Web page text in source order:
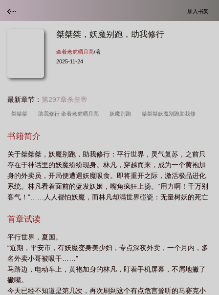
加入书架
桀桀桀，妖魔别跑，助我修行
牵着老虎晒月亮/著
2025-11-24
最新章节： 第297章杀皇帝
桀桀桀 助我修行 牵着老虎晒月亮 妖魔别跑 桀桀桀妖魔别跑助我修
书籍简介
关于桀桀桀，妖魔别跑，助我修行：平行世界，灵气复苏，之前只
存在于神话里的妖魔纷纷现身。林凡，穿越而来，成为一个黄袍加
身的外卖员，开局便遭遇妖魔吸食。即将重开之际，激活极品进化
系统。林凡看着面前的蓝发妖姬，嘴角疯狂上扬。“用力啊！千万别
客气！”……人人都怕妖魔，而林凡却满世界碰瓷：无量树妖的死亡
特训；就连冥河老祖的灭世一击，都成了他突破瓶颈的终极养料。
我们都是您最忠实的奴隶。”
首章试读
平行世界，夏国。
“近期，平安市，有妖魔变身美少妇，专点深夜外卖，一个月内，多
名外卖小哥被吸干……”
马路边，电动车上，黄袍加身的林凡，盯着手机屏幕，不屑地撇了
撇嘴。
今天已经不知道是第几次，再次刷到这个有点危言耸听的马赛克小